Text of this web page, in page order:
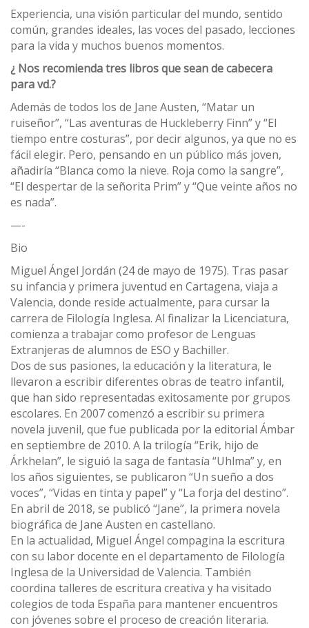
Experiencia, una visión particular del mundo, sentido
común, grandes ideales, las voces del pasado, lecciones
para la vida y muchos buenos momentos.
¿ Nos recomienda tres libros que sean de cabecera
para vd.?
Además de todos los de Jane Austen, “Matar un
ruiseñor”, “Las aventuras de Huckleberry Finn” y “El
tiempo entre costuras”, por decir algunos, ya que no es
fácil elegir. Pero, pensando en un público más joven,
añadiría “Blanca como la nieve. Roja como la sangre”,
“El despertar de la señorita Prim” y “Que veinte años no
es nada”.
—-
Bio
Miguel Ángel Jordán (24 de mayo de 1975). Tras pasar
su infancia y primera juventud en Cartagena, viaja a
Valencia, donde reside actualmente, para cursar la
carrera de Filología Inglesa. Al finalizar la Licenciatura,
comienza a trabajar como profesor de Lenguas
Extranjeras de alumnos de ESO y Bachiller.
Dos de sus pasiones, la educación y la literatura, le
llevaron a escribir diferentes obras de teatro infantil,
que han sido representadas exitosamente por grupos
escolares. En 2007 comenzó a escribir su primera
novela juvenil, que fue publicada por la editorial Ámbar
en septiembre de 2010. A la trilogía “Erik, hijo de
Árkhelan”, le siguió la saga de fantasía “Uhlma” y, en
los años siguientes, se publicaron “Un sueño a dos
voces”, “Vidas en tinta y papel” y “La forja del destino”.
En abril de 2018, se publicó “Jane”, la primera novela
biográfica de Jane Austen en castellano.
En la actualidad, Miguel Ángel compagina la escritura
con su labor docente en el departamento de Filología
Inglesa de la Universidad de Valencia. También
coordina talleres de escritura creativa y ha visitado
colegios de toda España para mantener encuentros
con jóvenes sobre el proceso de creación literaria.